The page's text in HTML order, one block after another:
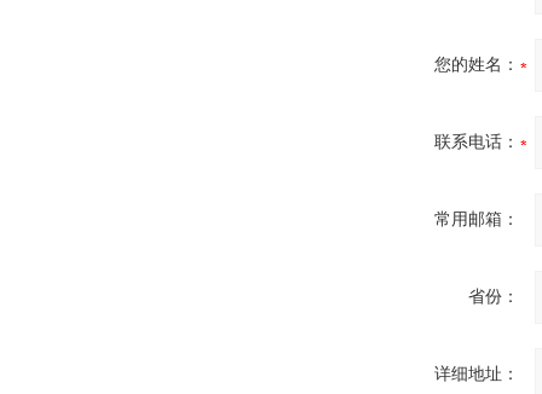
您的姓名：
联系电话：
常用邮箱：
省份：
详细地址：